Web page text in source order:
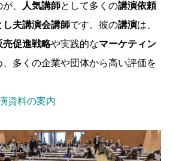
、 人気講師として多くの講演依頼
し夫講演会講師です。彼の講演は、
売促進戦略や実践的なマーケティン
多くの企業や団体から高い評価を
資料の案内